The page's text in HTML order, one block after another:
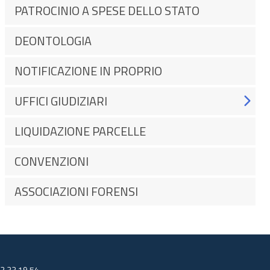
PATROCINIO A SPESE DELLO STATO
DEONTOLOGIA
NOTIFICAZIONE IN PROPRIO
UFFICI GIUDIZIARI
LIQUIDAZIONE PARCELLE
CONVENZIONI
ASSOCIAZIONI FORENSI